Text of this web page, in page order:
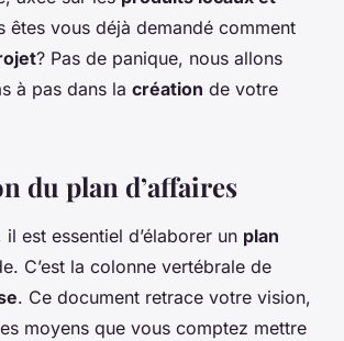
êtes vous déjà demandé comment
? Pas de panique, nous allons
à pas dans la création de votre
du plan d’affaires
est essentiel d’élaborer un plan
C’est la colonne vertébrale de
. Ce document retrace votre vision,
moyens que vous comptez mettre